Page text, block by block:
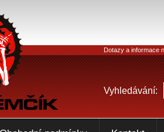
Dotazy a informace
Vyhledávání: